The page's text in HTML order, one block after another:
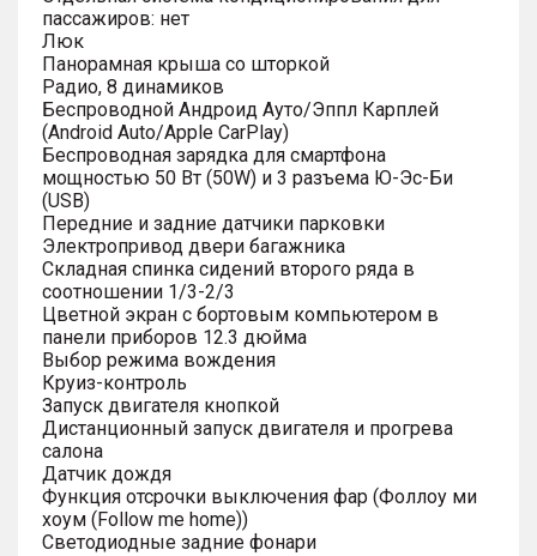
пассажиров: нет
Люк
Панорамная крыша со шторкой
Радио, 8 динамиков
Беспроводной Андроид Ауто/Эппл Карплей
(Android Auto/Apple CarPlay)
Беспроводная зарядка для смартфона
мощностью 50 Вт (50W) и 3 разъема Ю-Эс-Би
(USB)
Передние и задние датчики парковки
Электропривод двери багажника
Складная спинка сидений второго ряда в
соотношении 1/3-2/3
Цветной экран с бортовым компьютером в
панели приборов 12.3 дюйма
Выбор режима вождения
Круиз-контроль
Запуск двигателя кнопкой
Дистанционный запуск двигателя и прогрева
салона
Датчик дождя
Функция отсрочки выключения фар (Фоллоу ми
хоум (Follow me home))
Светодиодные задние фонари